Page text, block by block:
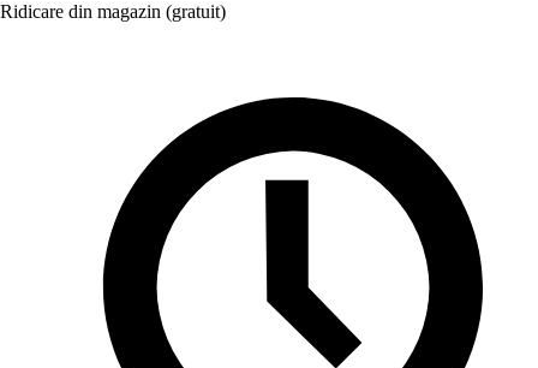
Ridicare din magazin (gratuit)